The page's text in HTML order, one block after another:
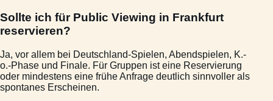
Sollte ich für Public Viewing in Frankfurt
reservieren?
Ja, vor allem bei Deutschland-Spielen, Abendspielen, K.-
o.-Phase und Finale. Für Gruppen ist eine Reservierung
oder mindestens eine frühe Anfrage deutlich sinnvoller als
spontanes Erscheinen.